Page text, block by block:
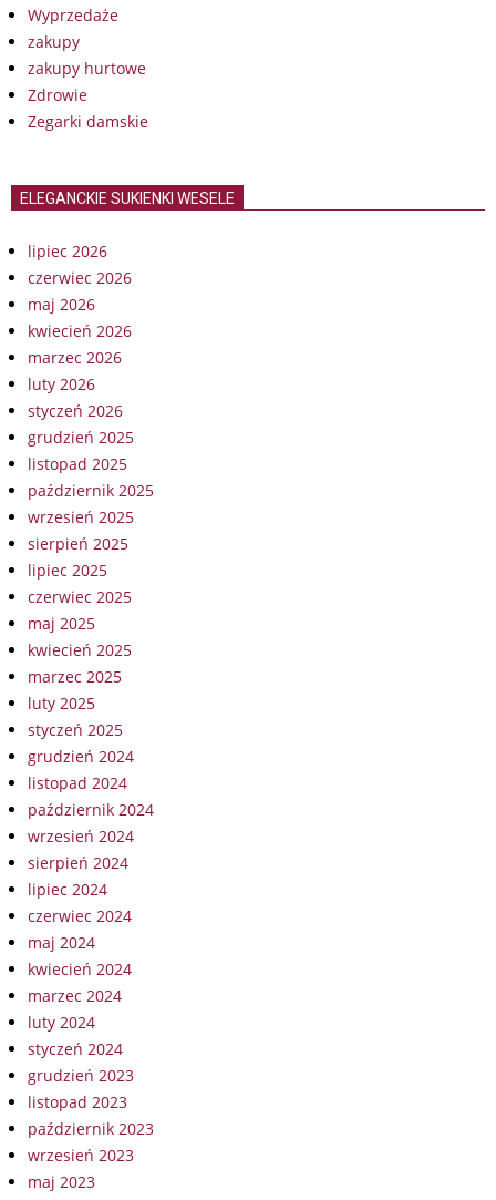
Wyprzedaże
zakupy
zakupy hurtowe
Zdrowie
Zegarki damskie
ELEGANCKIE SUKIENKI WESELE
lipiec 2026
czerwiec 2026
maj 2026
kwiecień 2026
marzec 2026
luty 2026
styczeń 2026
grudzień 2025
listopad 2025
październik 2025
wrzesień 2025
sierpień 2025
lipiec 2025
czerwiec 2025
maj 2025
kwiecień 2025
marzec 2025
luty 2025
styczeń 2025
grudzień 2024
listopad 2024
październik 2024
wrzesień 2024
sierpień 2024
lipiec 2024
czerwiec 2024
maj 2024
kwiecień 2024
marzec 2024
luty 2024
styczeń 2024
grudzień 2023
listopad 2023
październik 2023
wrzesień 2023
maj 2023